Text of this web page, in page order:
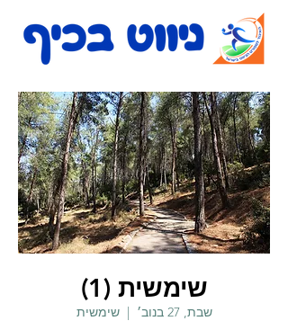
שימשית (1)
שבת, 27 בנוב׳
  |
שימשית